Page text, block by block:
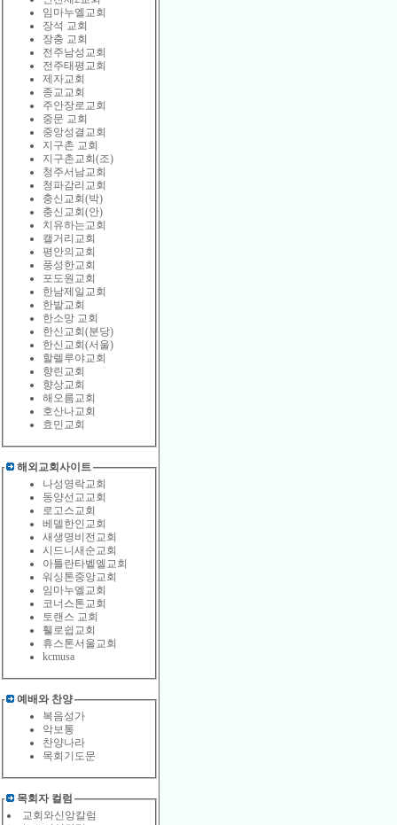
임마누엘교회
장석 교회
장충 교회
전주남성교회
전주태평교회
제자교회
종교교회
주안장로교회
중문 교회
중앙성결교회
지구촌 교회
지구촌교회(조)
청주서남교회
청파감리교회
충신교회(박)
충신교회(안)
치유하는교회
캘거리교회
평안의교회
풍성한교회
포도원교회
한남제일교회
한밭교회
한소망 교회
한신교회(분당)
한신교회(서울)
할렐루야교회
향린교회
향상교회
해오름교회
호산나교회
효민교회
해외교회사이트
나성영락교회
동양선교교회
로고스교회
베델한인교회
새생명비전교회
시드니새순교회
아틀란타벹엘교회
워싱톤중앙교회
임마누엘교회
코너스톤교회
토랜스 교회
휄로쉽교회
휴스톤서울교회
kcmusa
예배와 찬양
복음성가
악보통
찬양나라
목회기도문
목회자 컬럼
교회와신앙칼럼